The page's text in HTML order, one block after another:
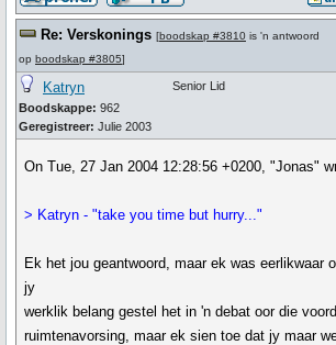
Re: Verskonings [boodskap #3810 is 'n antwoord
op boodskap #3805]
Katryn
Boodskappe: 962
Geregistreer: Julie 2003
Senior Lid
On Tue, 27 Jan 2004 12:28:56 +0200, "Jonas"
> Katryn - "take you time but hurry..."
Ek het jou geantwoord, maar ek was eerlikwaar
jy
werklik belang gestel het in 'n debat oor die
ruimtenavorsing, maar ek sien toe dat jy maar